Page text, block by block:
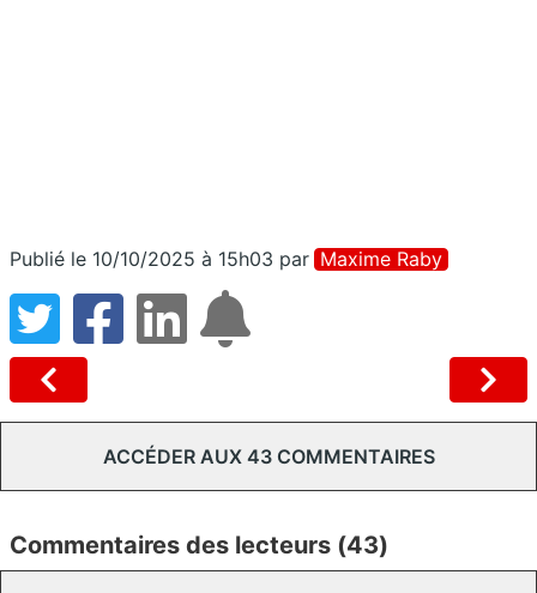
Publié le 10/10/2025 à 15h03 par Maxime Raby
ACCÉDER AUX 43 COMMENTAIRES
Commentaires des lecteurs (43)